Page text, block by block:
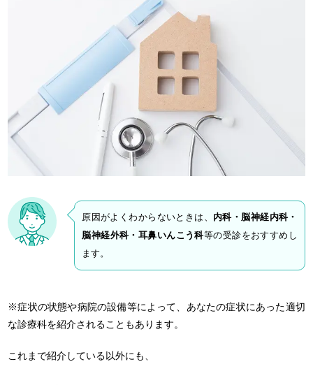
原因がよくわからないときは、 内科・脳神経内科・
脳神経外科・耳鼻いんこう科等の受診をおすすめし
ます。
※症状の状態や病院の設備等によって、あなたの症状にあった適切
な診療科を紹介されることもあります。
これまで紹介している以外にも、